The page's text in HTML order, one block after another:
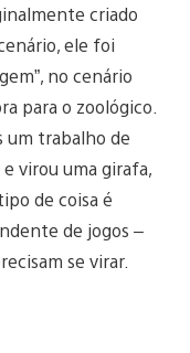
criado
ele foi
no cenário
para o zoológico.
um trabalho de
virou uma girafa,
de coisa é
de jogos –
se virar.